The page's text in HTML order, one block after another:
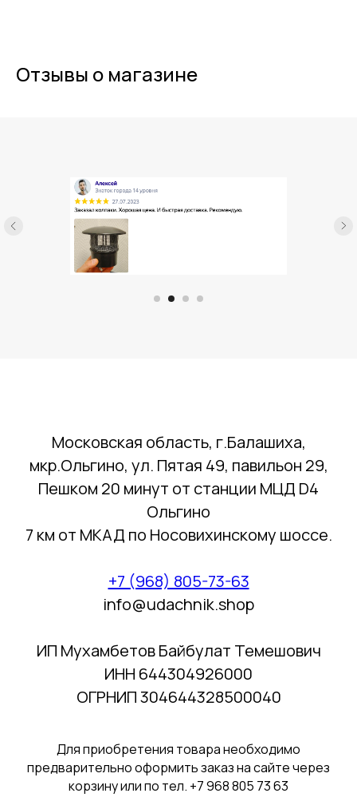
Отзывы о магазине
Московская область, г.Балашиха,
мкр.Ольгино, ул. Пятая 49, павильон 29,
Пешком 20 минут от станции МЦД D4
Ольгино
7 км от МКАД по Носовихинскому шоссе.
+7 (968) 805-73-63
info@udachnik.shop
ИП Мухамбетов Байбулат Темешович
ИНН 644304926000
ОГРНИП 304644328500040
Для приобретения товара необходимо
предварительно оформить заказ на сайте через
корзину или по тел. +7 968 805 73 63